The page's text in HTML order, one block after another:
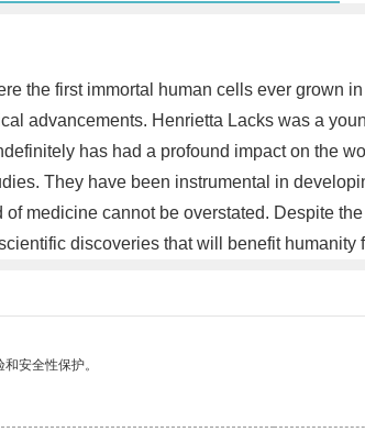
the first immortal human cells ever grown
advancements. Henrietta Lacks was a
has had a profound impact on the
They have been instrumental in
medicine cannot be overstated. Despite
discoveries that will benefit humanity
安全性保护。